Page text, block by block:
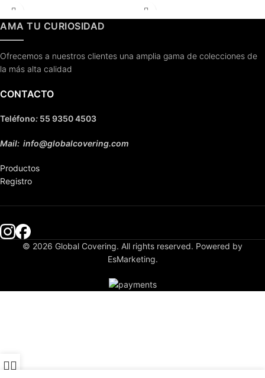
AMA TU CURIOSIDAD
Ofrecemos a nuestros clientes una amplia gama de colecciones de
la más alta calidad
CONTACTO
Teléfono: 55 9350 4503
Mail: info@globalcovering.com
Productos
Registro
© 2026 Global Covering. All rights reserved. Powered by
EsMarketing.